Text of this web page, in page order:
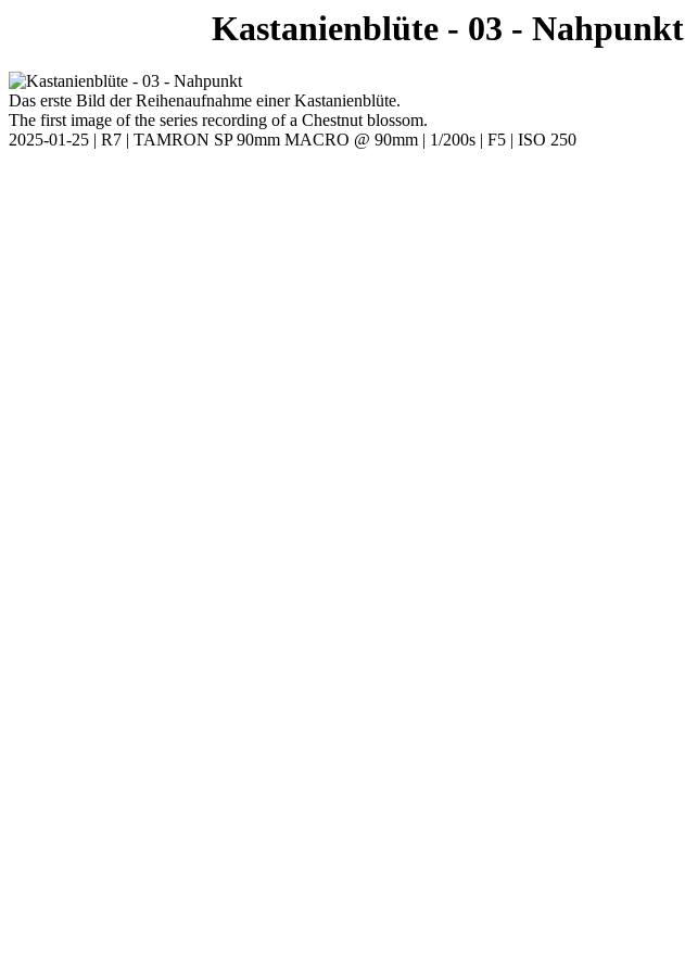
Kastanienblüte - 03 - Nahpunkt
Das erste Bild der Reihenaufnahme einer Kastanienblüte.
The first image of the series recording of a Chestnut blossom.
2025-01-25 | R7 | TAMRON SP 90mm MACRO @ 90mm | 1/200s | F5 | ISO 250